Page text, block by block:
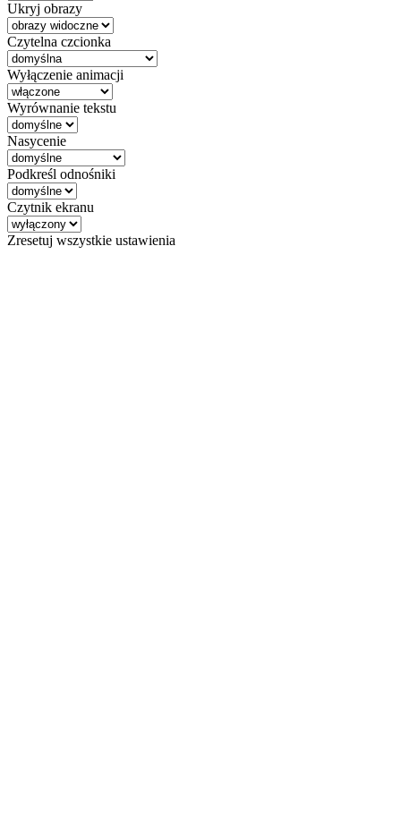
Ukryj obrazy
Czytelna czcionka
Wyłączenie animacji
Wyrównanie tekstu
Nasycenie
Podkreśl odnośniki
Czytnik ekranu
Zresetuj wszystkie ustawienia